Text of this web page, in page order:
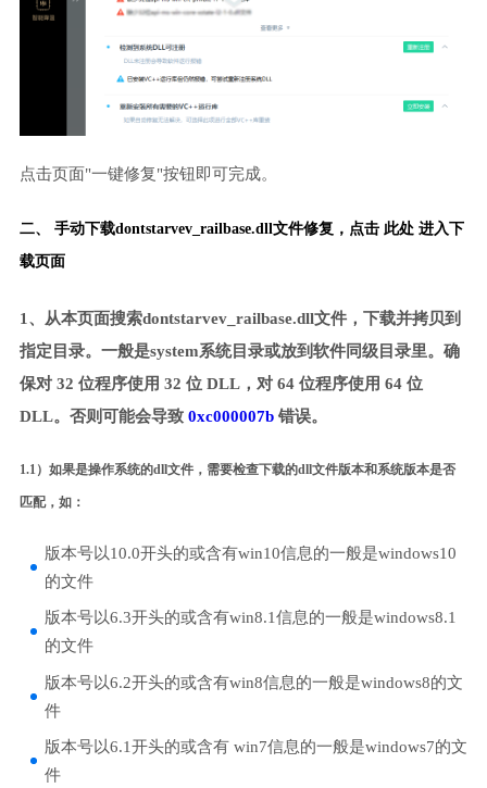
点击页面"一键修复"按钮即可完成。
二、 手动下载dontstarvev_railbase.dll文件修复， 点击 此处 进入下
载页面
1、从本页面搜索dontstarvev_railbase.dll文件，下载并拷贝到
指定目录。一般是system系统目录或放到软件同级目录里。确
保对 32 位程序使用 32 位 DLL，对 64 位程序使用 64 位
DLL。否则可能会导致 0xc000007b错误。
1.1）如果是操作系统的dll文件，需要检查下载的dll文件版本和系统版本是否
匹配，如：
版本号以10.0开头的或含有win10信息的一般是windows10
的文件
版本号以6.3开头的或含有win8.1信息的一般是windows8.1
的文件
版本号以6.2开头的或含有win8信息的一般是windows8的文
件
版本号以6.1开头的或含有 win7信息的一般是windows7的文
件